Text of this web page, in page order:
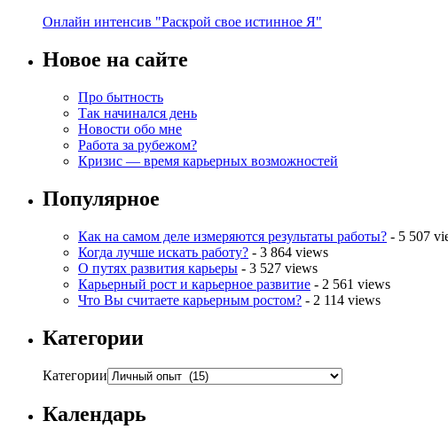
Онлайн интенсив "Раскрой свое истинное Я"
Новое на сайте
Про бытность
Так начинался день
Новости обо мне
Работа за рубежом?
Кризис — время карьерных возможностей
Популярное
Как на самом деле измеряются результаты работы? - 5 507
Когда лучше искать работу? - 3 864 views
О путях развития карьеры - 3 527 views
Карьерный рост и карьерное развитие - 2 561 views
Что Вы считаете карьерным ростом? - 2 114 views
Категории
Категории
Календарь